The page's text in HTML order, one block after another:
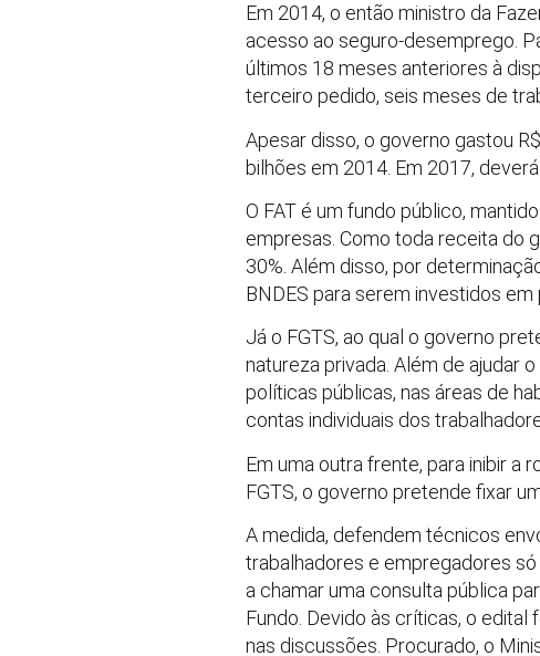
Em 2014, o então ministro da
acesso ao seguro-desemprego.
últimos 18 meses anteriores à
terceiro pedido, seis meses de
Apesar disso, o governo gastou
bilhões em 2014. Em 2017,
O FAT é um fundo público,
empresas. Como toda receita do
30%. Além disso, por
BNDES para serem investidos
Já o FGTS, ao qual o governo
natureza privada. Além de ajudar
políticas públicas, nas áreas de
contas individuais dos
Em uma outra frente, para inibir
FGTS, o governo pretende fixar
A medida, defendem técnicos
trabalhadores e empregadores
a chamar uma consulta pública
Fundo. Devido às críticas, o
nas discussões. Procurado, o